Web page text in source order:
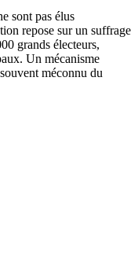
sont pas élus
repose sur un suffrage
grands électeurs,
Un mécanisme
méconnu du